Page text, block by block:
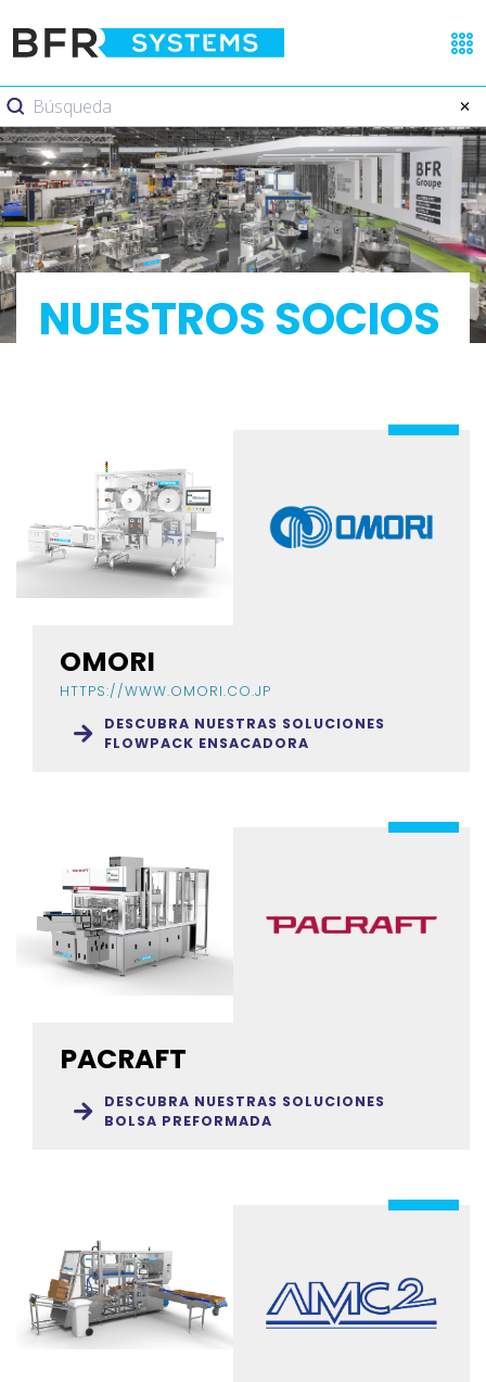
NUESTROS SOCIOS
OMORI
HTTPS://WWW.OMORI.CO.JP
DESCUBRA NUESTRAS SOLUCIONES
FLOWPACK ENSACADORA
PACRAFT
DESCUBRA NUESTRAS SOLUCIONES
BOLSA PREFORMADA